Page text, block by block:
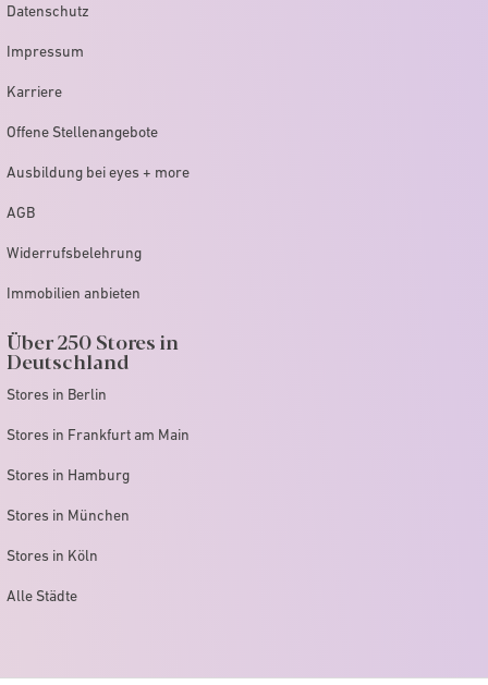
Datenschutz
Impressum
Karriere
Offene Stellenangebote
Ausbildung bei eyes + more
AGB
Widerrufsbelehrung
Immobilien anbieten
Über 250 Stores in
Deutschland
Stores in Berlin
Stores in Frankfurt am Main
Stores in Hamburg
Stores in München
Stores in Köln
Alle Städte